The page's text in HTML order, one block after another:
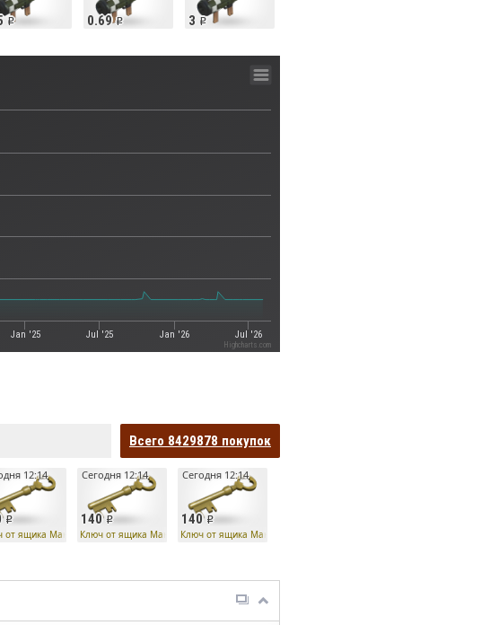
0.69 3
Jan '25 Jul '25 Jan '26 Jul '26
Highcharts.com
Всего 8429878 покупок
12:14
от ящика Манн Ко
140
Сегодня 12:14
Ключ от ящика Манн Ко
140
Сегодня 12:14
Ключ от ящика Манн Ко